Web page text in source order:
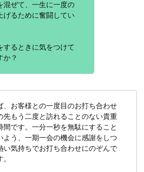
混ぜて、一生に一度の
げるために奮闘してい
するときに気をつけて
か？
、お客様との一度目のお打ち合わせ
先もう二度と訪れることのない貴重
間です。一分一秒を無駄にすること
よう、一期一会の機会に感謝をしつ
い気持ちでお打ち合わせにのぞんで